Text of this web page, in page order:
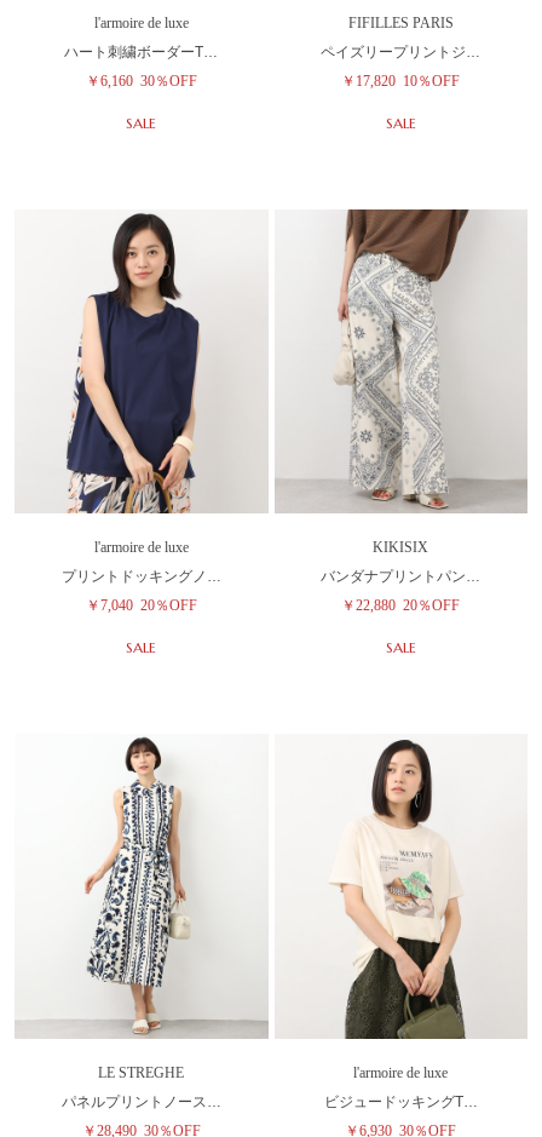
l'armoire de luxe
ハート刺繍ボーダーT…
￥6,160 30％OFF
SALE
FIFILLES PARIS
ペイズリープリントジ…
￥17,820 10％OFF
SALE
l'armoire de luxe
プリントドッキングノ…
￥7,040 20％OFF
SALE
KIKISIX
バンダナプリントパン…
￥22,880 20％OFF
SALE
LE STREGHE
パネルプリントノース…
￥28,490 30％OFF
l'armoire de luxe
ビジュードッキングT…
￥6,930 30％OFF